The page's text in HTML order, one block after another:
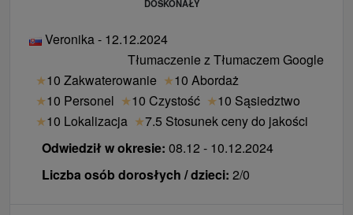
DOSKONAŁY
Veronika - 12.12.2024
Tłumaczenie z Tłumaczem Google
★10 Zakwaterowanie ★10 Abordaż
★10 Personel ★10 Czystość ★10 Sąsiedztwo
★10 Lokalizacja ★7.5 Stosunek ceny do jakości
Odwiedził w okresie: 08.12 - 10.12.2024
Liczba osób dorosłych / dzieci: 2/0